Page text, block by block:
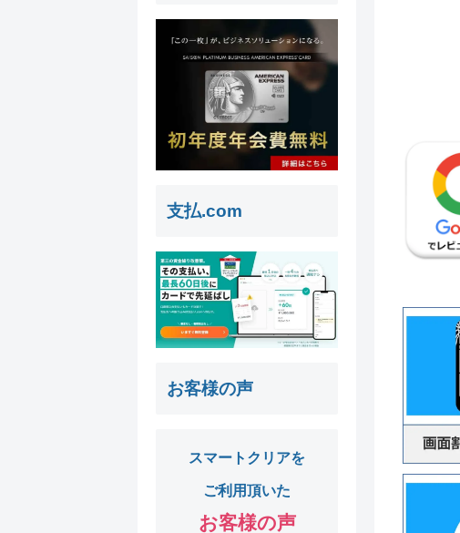
支払.com
お客様の声
スマートクリアを
ご利用頂いた
お客様の声